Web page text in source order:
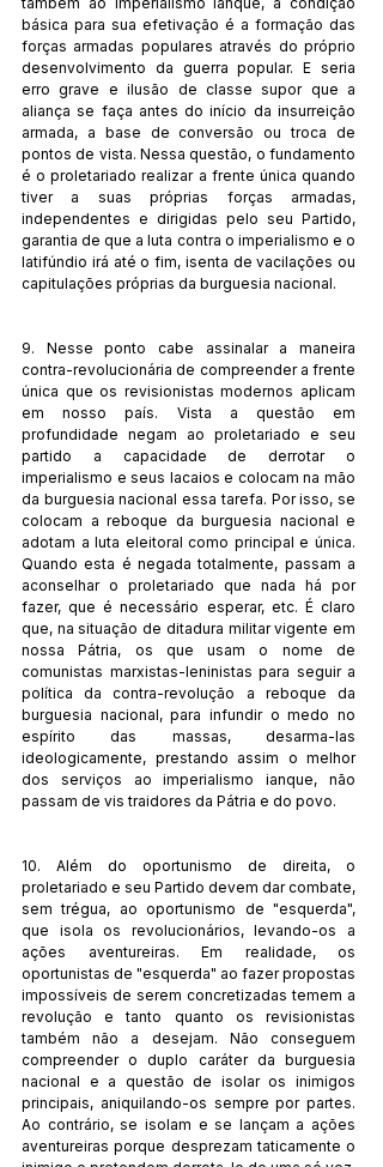
básica para sua efetivação é a formação das
forças armadas populares através do próprio
desenvolvimento da guerra popular. E seria
erro grave e ilusão de classe supor que a
aliança se faça antes do início da insurreição
armada, a base de conversão ou troca de
pontos de vista. Nessa questão, o fundamento
é o proletariado realizar a frente única quando
tiver a suas próprias forças armadas,
independentes e dirigidas pelo seu Partido,
garantia de que a luta contra o imperialismo e o
latifúndio irá até o fim, isenta de vacilações ou
capitulações próprias da burguesia nacional.
9. Nesse ponto cabe assinalar a maneira
contra-revolucionária de compreender a frente
única que os revisionistas modernos aplicam
em nosso país. Vista a questão em
profundidade negam ao proletariado e seu
partido a capacidade de derrotar o
imperialismo e seus lacaios e colocam na mão
da burguesia nacional essa tarefa. Por isso, se
colocam a reboque da burguesia nacional e
adotam a luta eleitoral como principal e única.
Quando esta é negada totalmente, passam a
aconselhar o proletariado que nada há por
fazer, que é necessário esperar, etc. É claro
que, na situação de ditadura militar vigente em
nossa Pátria, os que usam o nome de
comunistas marxistas-leninistas para seguir a
política da contra-revolução a reboque da
burguesia nacional, para infundir o medo no
espírito das massas, desarma-las
ideologicamente, prestando assim o melhor
dos serviços ao imperialismo ianque, não
passam de vis traidores da Pátria e do povo.
10. Além do oportunismo de direita, o
proletariado e seu Partido devem dar combate,
sem trégua, ao oportunismo de "esquerda",
que isola os revolucionários, levando-os a
ações aventureiras. Em realidade, os
oportunistas de "esquerda" ao fazer propostas
impossíveis de serem concretizadas temem a
revolução e tanto quanto os revisionistas
também não a desejam. Não conseguem
compreender o duplo caráter da burguesia
nacional e a questão de isolar os inimigos
principais, aniquilando-os sempre por partes.
Ao contrário, se isolam e se lançam a ações
aventureiras porque desprezam taticamente o